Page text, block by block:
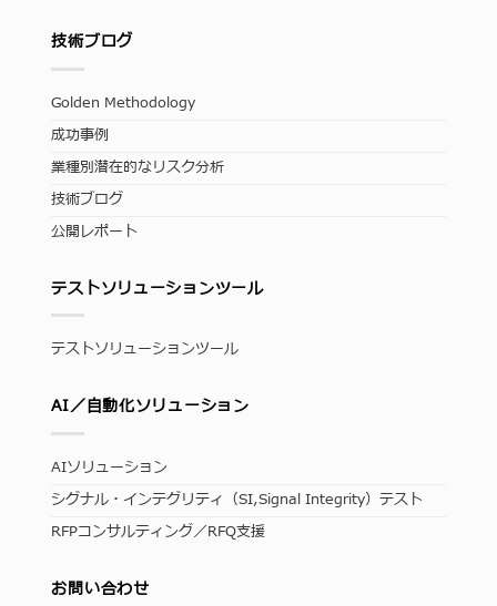
技術ブログ
Golden Methodology
成功事例
業種別潜在的なリスク分析
技術ブログ
公開レポート
テストソリューションツール
テストソリューションツール
AI／自動化ソリューション
AIソリューション
シグナル・インテグリティ（SI,Signal Integrity）テスト
RFPコンサルティング／RFQ支援
お問い合わせ